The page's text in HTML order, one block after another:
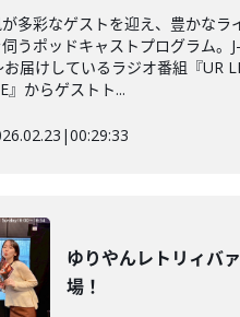
多彩なゲストを迎え、豊かなラ
うポッドキャストプログラム。
届けしているラジオ番組『UR
』からゲストト...
|00:29:33
ゆりやんレトリィバ
場！